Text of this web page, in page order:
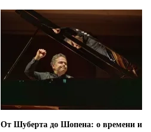
От Шуберта до Шопена: о времени и